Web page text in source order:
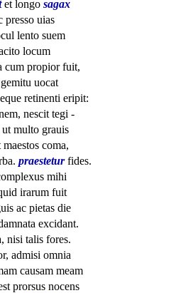
et longo sagax
presso uias
lento suem
locum
cum propior fuit,
uocat
retinenti eripit:
nescit tegi -
ut multo grauis
coma,
praesteturfides.
mihi
irarum fuit
ac pietas die
excidant.
nisi talis fores.
admisi omnia
causam meam
prorsus nocens